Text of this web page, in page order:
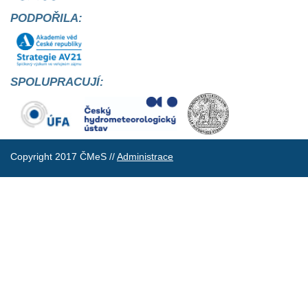
PODPOŘILA:
SPOLUPRACUJÍ:
Copyright 2017 ČMeS //Administrace